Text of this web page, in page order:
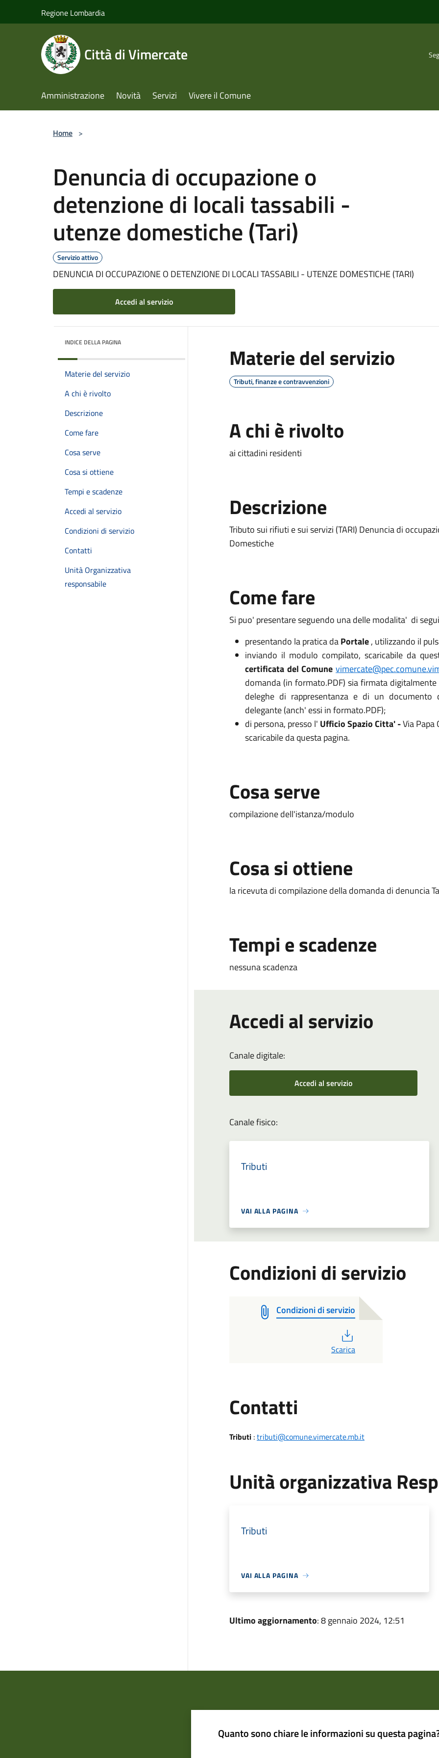
Regione Lombardia
Città di Vimercate
Amministrazione Novità Servizi Vivere il Comune
Home >
Denuncia di occupazione o
detenzione di locali tassabili -
utenze domestiche (Tari)
Servizio attivo
DENUNCIA DI OCCUPAZIONE O DETENZIONE DI LOCALI TASSABILI - UTENZE DOMESTICHE (TARI)
Accedi al servizio
INDICE DELLA PAGINA
Materie del servizio
A chi è rivolto
Descrizione
Come fare
Cosa serve
Cosa si ottiene
Tempi e scadenze
Accedi al servizio
Condizioni di servizio
Contatti
Unità Organizzativa
responsabile
Materie del servizio
Tributi, finanze e contravvenzioni
A chi è rivolto
ai cittadini residenti
Descrizione
Tributo sui rifiuti e sui servizi (TARI) Denuncia di
Domestiche
Come fare
Si puo' presentare seguendo una delle modalita' di
presentando la pratica daPortale, utilizzando il
inviando il modulo compilato, scaricabile da
certificata del Comune
domanda (in formato.PDF) sia firmata
deleghe di rappresentanza e di un
delegante (anch' essi in formato.PDF);
di persona, presso l' Ufficio Spazio Citta' -Via Papa
scaricabile da questa pagina.
Cosa serve
compilazione dell'istanza/modulo
Cosa si ottiene
la ricevuta di compilazione della domanda di denuncia
Tempi e scadenze
nessuna scadenza
Accedi al servizio
Canale digitale:
Accedi al servizio
Canale fisico:
Tributi
VAI ALLA PAGINA
Condizioni di servizio
Condizioni di servizio
Scarica
Contatti
Tributi:tributi@comune.vimercate.mb.it
Unità organizzativa
Tributi
VAI ALLA PAGINA
Ultimo aggiornamento: 8 gennaio 2024, 12:51
Quanto sono chiare le informazioni su questa